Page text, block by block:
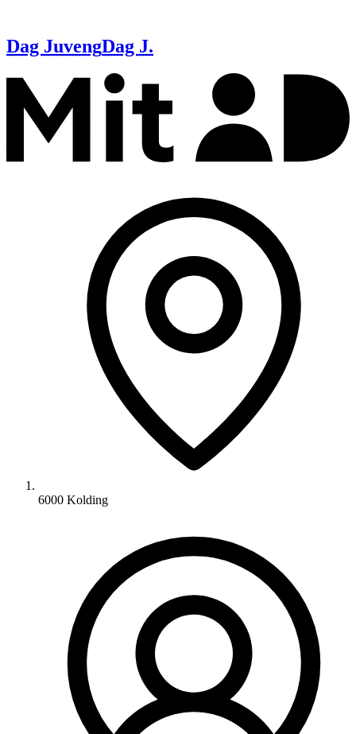
Dag JuvengDag J.
6000 Kolding